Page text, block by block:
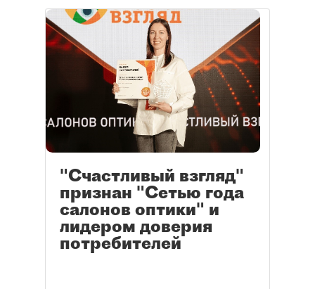
"Счастливый взгляд"
признан "Сетью года
салонов оптики" и
лидером доверия
потребителей